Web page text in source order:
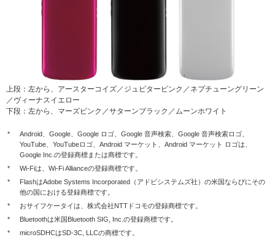
上段：左から、アースターコイズ／ジュピターピンク／ネプチューングリーン
／ヴィーナスイエロー
下段：左から、マーズピンク／サターンブラック／ムーンホワイト
*
Android、Google、Google ロゴ、Google 音声検索、Google 音声検索ロゴ、
YouTube、YouTubeロゴ、Android マーケット、Android マーケット ロゴは、
Google Inc.の登録商標または商標です。
*
Wi-Fiは、Wi-Fi Allianceの登録商標です。
*
FlashはAdobe Systems Incorporated（アドビシステムズ社）の米国ならびにその
他の国における登録商標です。
*
おサイフケータイは、株式会社NTTドコモの登録商標です。
*
Bluetoothは米国Bluetooth SIG, Inc.の登録商標です。
*
microSDHCはSD-3C, LLCの商標です。